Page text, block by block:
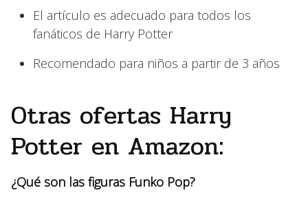
El artículo es adecuado para todos los
fanáticos de Harry Potter
Recomendado para niños a partir de 3 años
Otras ofertas Harry
Potter en Amazon:
¿Qué son las figuras Funko Pop?